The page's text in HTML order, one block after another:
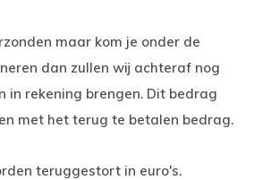
maar kom je onder de
dan zullen wij achteraf nog
in rekening brengen. Dit bedrag
met het terug te betalen bedrag.
teruggestort in euro's.